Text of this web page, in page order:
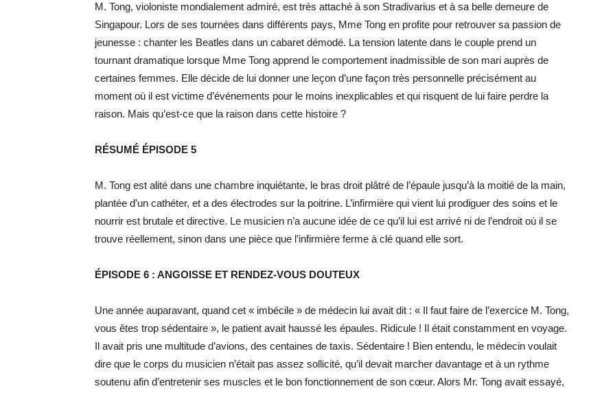
M. Tong, violoniste mondialement admiré, est très attaché à son Stradivarius et à sa belle demeure de
Singapour. Lors de ses tournées dans différents pays, Mme Tong en profite pour retrouver sa passion de
jeunesse : chanter les Beatles dans un cabaret démodé. La tension latente dans le couple prend un
tournant dramatique lorsque Mme Tong apprend le comportement inadmissible de son mari auprès de
certaines femmes. Elle décide de lui donner une leçon d’une façon très personnelle précisément au
moment où il est victime d’événements pour le moins inexplicables et qui risquent de lui faire perdre la
raison. Mais qu’est-ce que la raison dans cette histoire ?
RÉSUMÉ ÉPISODE 5
M. Tong est alité dans une chambre inquiétante, le bras droit plâtré de l’épaule jusqu’à la moitié de la main,
plantée d’un cathéter, et a des électrodes sur la poitrine. L’infirmière qui vient lui prodiguer des soins et le
nourrir est brutale et directive. Le musicien n’a aucune idée de ce qu’il lui est arrivé ni de l’endroit où il se
trouve réellement, sinon dans une pièce que l’infirmière ferme à clé quand elle sort.
ÉPISODE 6 : ANGOISSE ET RENDEZ-VOUS DOUTEUX
Une année auparavant, quand cet « imbécile » de médecin lui avait dit : « Il faut faire de l’exercice M. Tong,
vous êtes trop sédentaire », le patient avait haussé les épaules. Ridicule ! Il était constamment en voyage.
Il avait pris une multitude d’avions, des centaines de taxis. Sédentaire ! Bien entendu, le médecin voulait
dire que le corps du musicien n’était pas assez sollicité, qu’il devait marcher davantage et à un rythme
soutenu afin d’entretenir ses muscles et le bon fonctionnement de son cœur. Alors Mr. Tong avait essayé,